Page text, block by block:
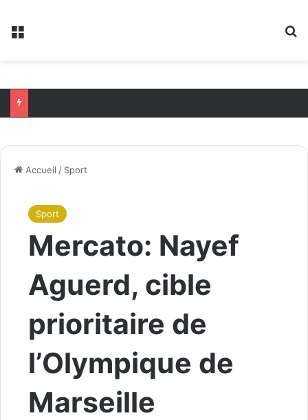
Menu
Accueil / Sport
Sport
Mercato: Nayef
Aguerd, cible
prioritaire de
l’Olympique de
Marseille